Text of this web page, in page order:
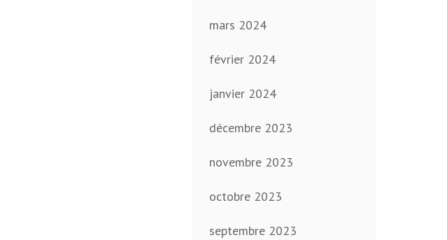
mars 2024
février 2024
janvier 2024
décembre 2023
novembre 2023
octobre 2023
septembre 2023